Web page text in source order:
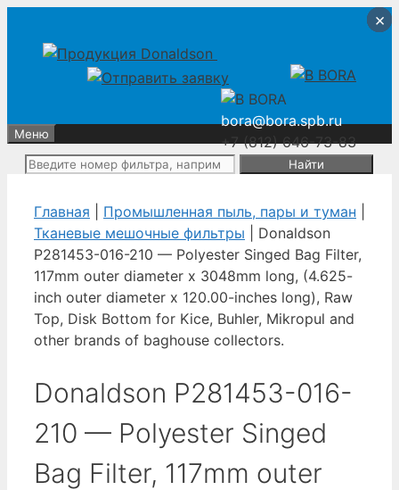
содержимому
содержимому
bora@bora.spb.ru
+7 (812) 646-73-83
Меню
Поиск:
Главная Промышленная пыль, пары и туман
Тканевые мешочные фильтры | Donaldson
P281453-016-210 — Polyester Singed Bag Filter,
117mm outer diameter x 3048mm long, (4.625-
inch outer diameter x 120.00-inches long), Raw
Top, Disk Bottom for Kice, Buhler, Mikropul and
other brands of baghouse collectors.
Donaldson P281453-016-
210 — Polyester Singed
Bag Filter, 117mm outer
×
×
×
×